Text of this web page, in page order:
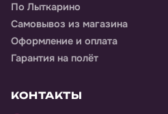
По Лыткарино
Самовывоз из магазина
Оформление и оплата
Гарантия на полёт
КОНТАКТЫ